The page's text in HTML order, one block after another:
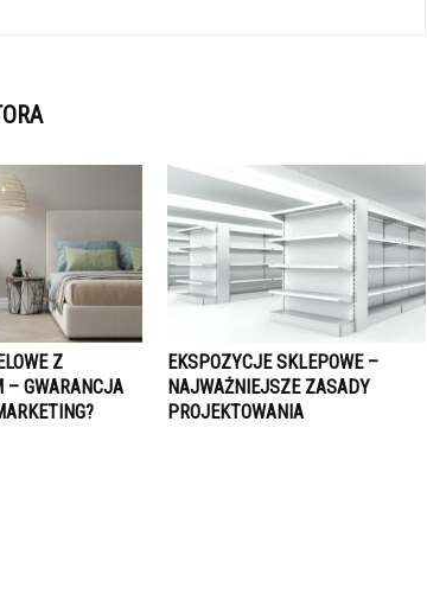
Z
– GWARANCJA
EKSPOZYCJE SKLEPOWE –
NAJWAŻNIEJSZE ZASADY
PROJEKTOWANIA